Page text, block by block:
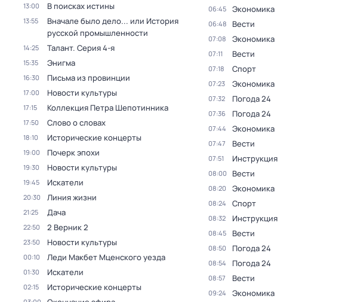
13:00 В поисках истины
13:55
Вначале было дело... или История
русской промышленности
14:25 Талант. Серия 4-я
15:35 Энигма
16:30 Письма из провинции
17:00 Новости культуры
17:15 Коллекция Петра Шепотинника
17:50 Слово о словах
18:10 Исторические концерты
19:00 Почерк эпохи
19:30 Новости культуры
19:45 Искатели
20:30 Линия жизни
21:25 Дача
22:50 2 Верник 2
23:50 Новости культуры
00:10 Леди Макбет Мценского уезда
01:30 Искатели
02:15 Исторические концерты
06:45 Экономика
06:48 Вести
07:08 Экономика
07:11 Вести
07:18 Спорт
07:23 Экономика
07:32 Погода 24
07:36 Погода 24
07:44 Экономика
07:47 Вести
07:51 Инструкция
08:00 Вести
08:20 Экономика
08:24 Спорт
08:32 Инструкция
08:45 Вести
08:50 Погода 24
08:54 Погода 24
08:57 Вести
09:24 Экономика